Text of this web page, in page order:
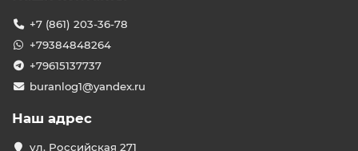
+7 (861) 203-36-78
+79384848264
+79615137737
buranlog1@yandex.ru
Наш адрес
ул. Российская 271